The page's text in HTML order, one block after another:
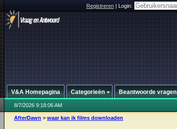
Registreren|Login:
V&A Homepagina Categorieën Beantwoorde vragen
8/7/2026 9:18:06 AM
AfterDawn > waar kan ik films downloaden